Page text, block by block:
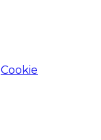
Cookie